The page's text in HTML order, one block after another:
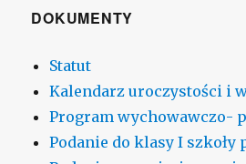
DOKUMENTY
Statut
Kalendarz uroczystości i
Program wychowawczo-
Podanie do klasy I szkoły